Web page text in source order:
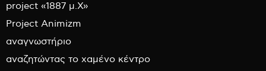
project «1887 μ.Χ»
Project Animizm
αναγνωστήριο
αναζητώντας το χαμένο κέντρο